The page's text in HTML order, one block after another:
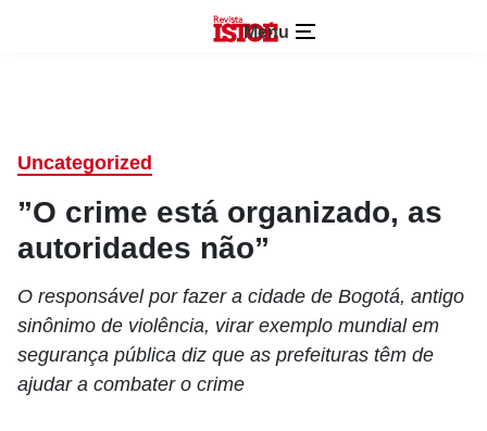
Menu
Uncategorized
”O crime está organizado, as
autoridades não”
O responsável por fazer a cidade de Bogotá, antigo
sinônimo de violência, virar exemplo mundial em
segurança pública diz que as prefeituras têm de
ajudar a combater o crime